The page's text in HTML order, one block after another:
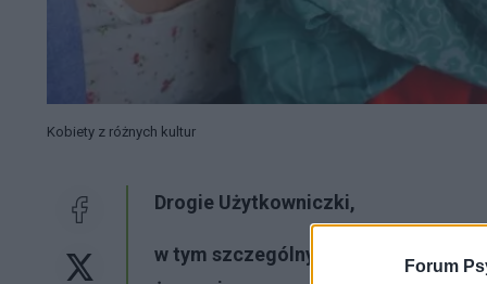
Forum
Kobiety z różnych kultur
Drogie Użytkowniczki,
w tym szczególnym dniu dla